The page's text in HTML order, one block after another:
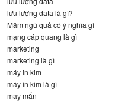
lưu lượng data là gì?
Mâm ngũ quả có ý nghĩa gì
mạng cáp quang là gì
marketing
marketing là gì
máy in kim
máy in kim là gì
may mắn